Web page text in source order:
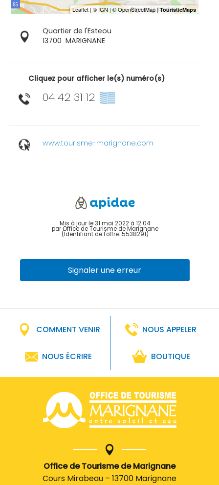
Quartier de l'Esteou
13700 MARIGNANE
Cliquez pour afficher le(s) numéro(s)
04 42 31 12 ▒▒
www.tourisme-marignane.com
Mis à jour le 31 mai 2022 à 12:04
par Office de Tourisme de Marignane
(Identifiant de l'offre: 5538291)
Signaler une erreur
COMMENT VENIR NOUS APPELER
NOUS ÉCRIRE BOUTIQUE
Office de Tourisme de Marignane
Cours Mirabeau – 13700 Marignane